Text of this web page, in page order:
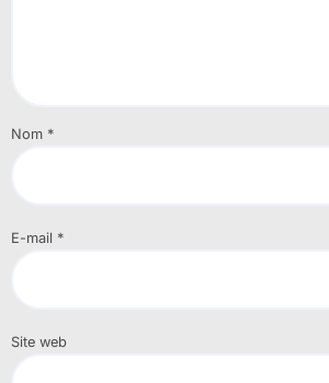
Nom *
E-mail *
Site web